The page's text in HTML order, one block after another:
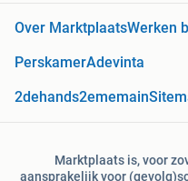
Over MarktplaatsWerken
PerskamerAdevinta
2dehands2ememain
Marktplaats is, voor
aansprakelijk voor